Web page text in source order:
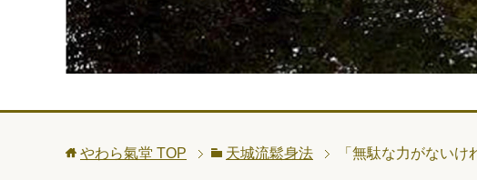
やわら氣堂 TOP 天城流鬆身法 「無駄な力がない